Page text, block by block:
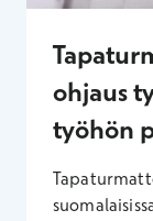
ohjaus
työhön